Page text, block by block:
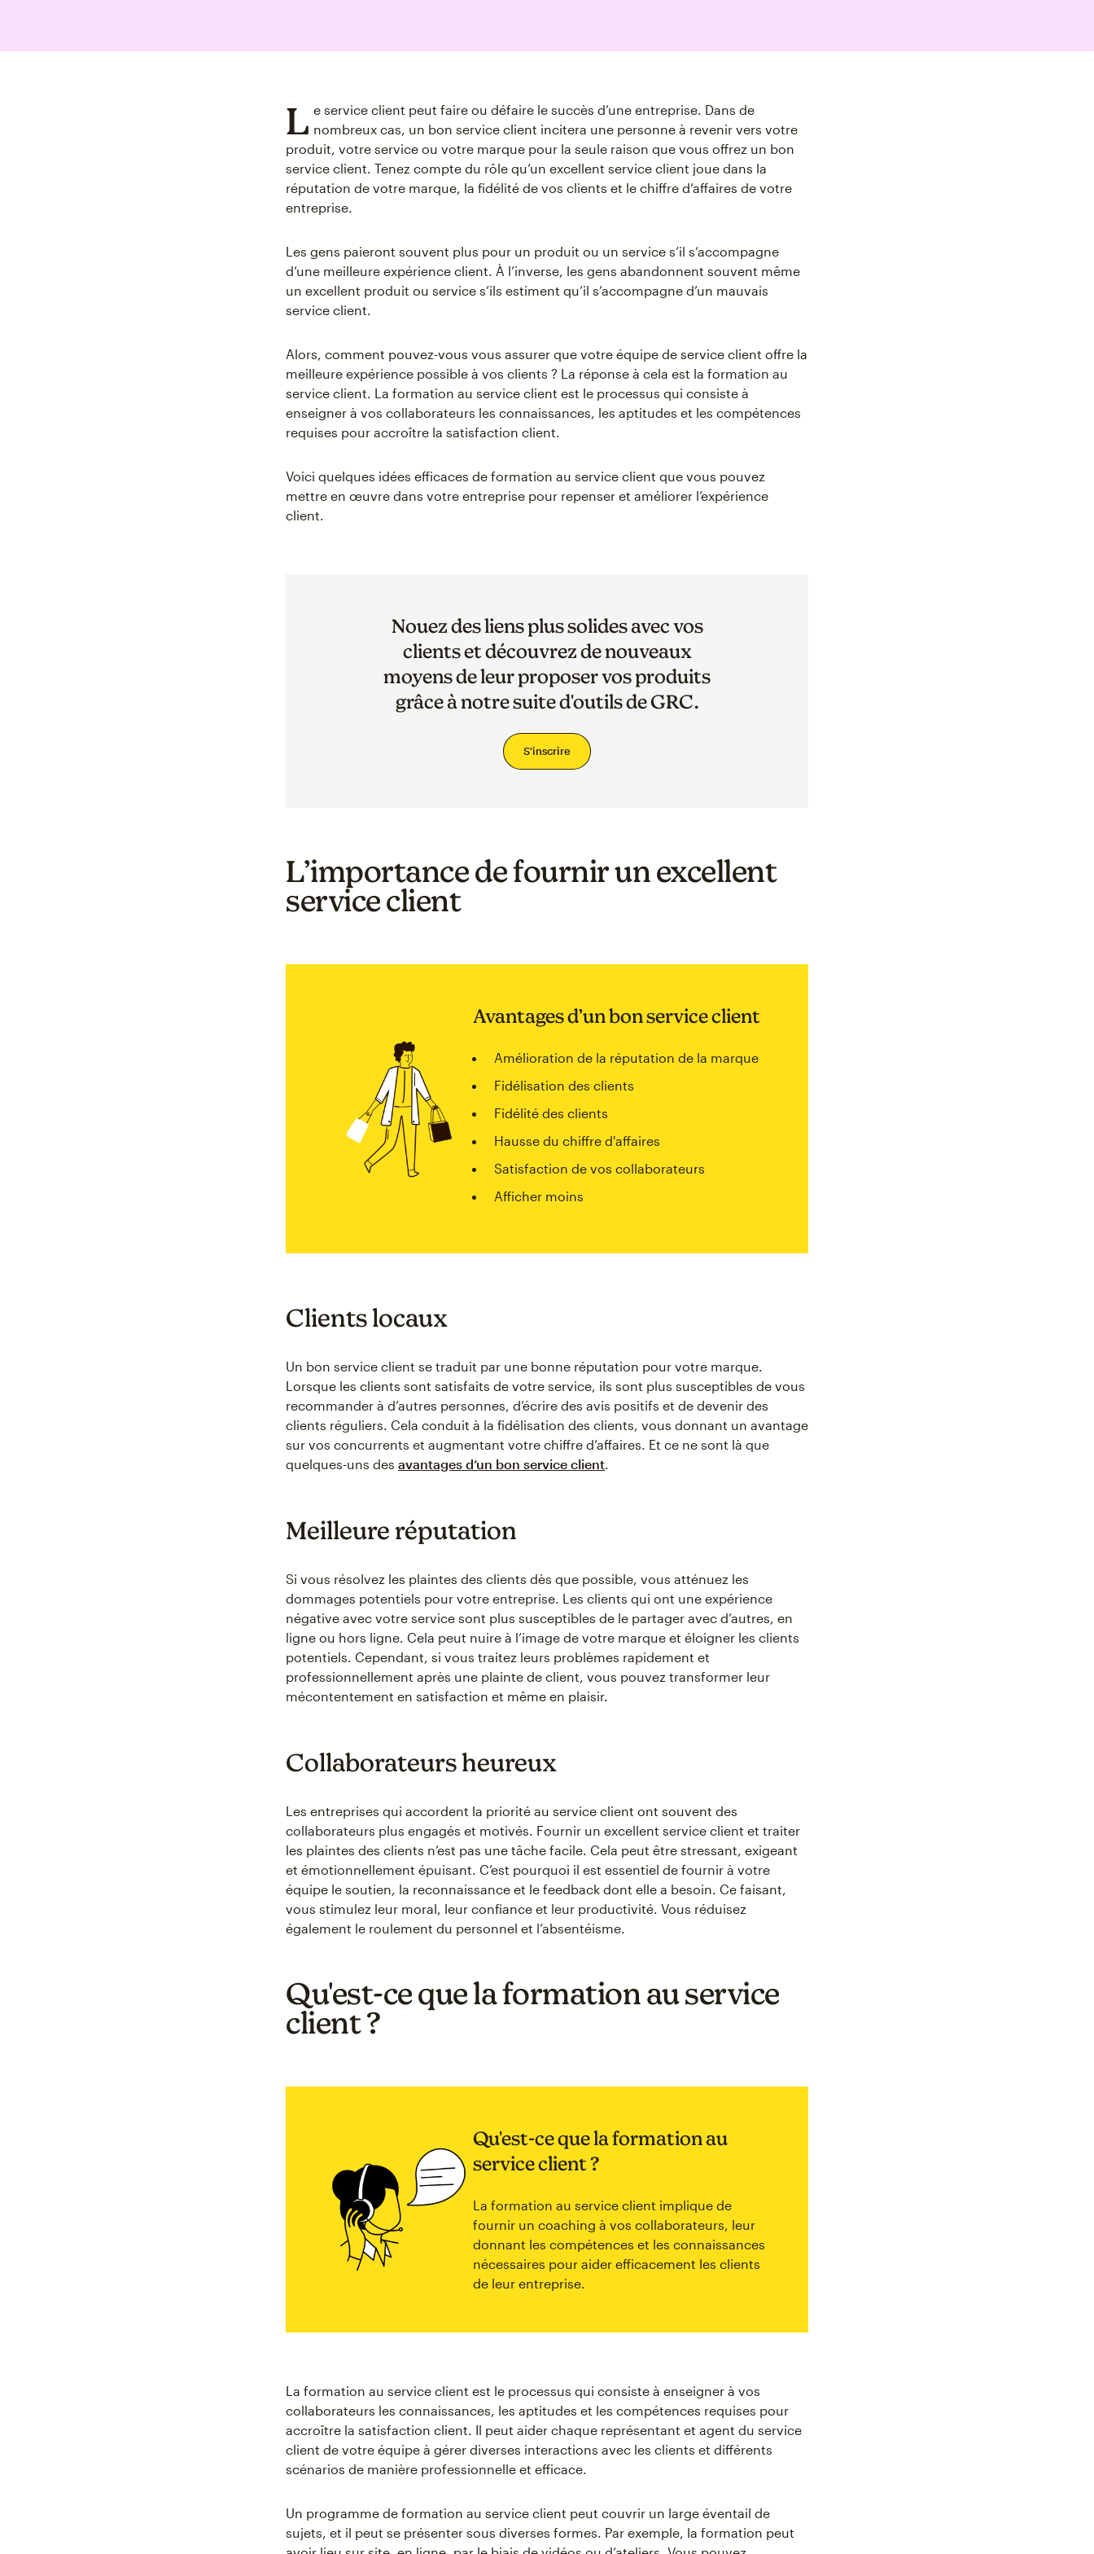
L e service client peut faire ou défaire le succès d’une entreprise. Dans de
nombreux cas, un bon service client incitera une personne à revenir vers votre
produit, votre service ou votre marque pour la seule raison que vous offrez un bon
service client. Tenez compte du rôle qu’un excellent service client joue dans la
réputation de votre marque, la fidélité de vos clients et le chiffre d’affaires de votre
entreprise.
Les gens paieront souvent plus pour un produit ou un service s’il s’accompagne
d’une meilleure expérience client. À l’inverse, les gens abandonnent souvent même
un excellent produit ou service s’ils estiment qu’il s’accompagne d’un mauvais
service client.
Alors, comment pouvez-vous vous assurer que votre équipe de service client offre la
meilleure expérience possible à vos clients ? La réponse à cela est la formation au
service client. La formation au service client est le processus qui consiste à
enseigner à vos collaborateurs les connaissances, les aptitudes et les compétences
requises pour accroître la satisfaction client.
Voici quelques idées efficaces de formation au service client que vous pouvez
mettre en œuvre dans votre entreprise pour repenser et améliorer l’expérience
client.
Nouez des liens plus solides avec vos
clients et découvrez de nouveaux
moyens de leur proposer vos produits
grâce à notre suite d'outils de GRC.
S'inscrire
L’importance de fournir un excellent
service client
Avantages d’un bon service client
Amélioration de la réputation de la marque
Fidélisation des clients
Fidélité des clients
Hausse du chiffre d'affaires
Satisfaction de vos collaborateurs
Afficher moins
Clients locaux
Un bon service client se traduit par une bonne réputation pour votre marque.
Lorsque les clients sont satisfaits de votre service, ils sont plus susceptibles de vous
recommander à d’autres personnes, d’écrire des avis positifs et de devenir des
clients réguliers. Cela conduit à la fidélisation des clients, vous donnant un avantage
sur vos concurrents et augmentant votre chiffre d’affaires. Et ce ne sont là que
quelques-uns des avantages d’un bon service client.
Meilleure réputation
Si vous résolvez les plaintes des clients dès que possible, vous atténuez les
dommages potentiels pour votre entreprise. Les clients qui ont une expérience
négative avec votre service sont plus susceptibles de le partager avec d’autres, en
ligne ou hors ligne. Cela peut nuire à l’image de votre marque et éloigner les clients
potentiels. Cependant, si vous traitez leurs problèmes rapidement et
professionnellement après une plainte de client, vous pouvez transformer leur
mécontentement en satisfaction et même en plaisir.
Collaborateurs heureux
Les entreprises qui accordent la priorité au service client ont souvent des
collaborateurs plus engagés et motivés. Fournir un excellent service client et traiter
les plaintes des clients n’est pas une tâche facile. Cela peut être stressant, exigeant
et émotionnellement épuisant. C’est pourquoi il est essentiel de fournir à votre
équipe le soutien, la reconnaissance et le feedback dont elle a besoin. Ce faisant,
vous stimulez leur moral, leur confiance et leur productivité. Vous réduisez
également le roulement du personnel et l’absentéisme.
Qu'est-ce que la formation au service
client ?
Qu'est-ce que la formation au
service client ?
La formation au service client implique de
fournir un coaching à vos collaborateurs, leur
donnant les compétences et les connaissances
nécessaires pour aider efficacement les clients
de leur entreprise.
La formation au service client est le processus qui consiste à enseigner à vos
collaborateurs les connaissances, les aptitudes et les compétences requises pour
accroître la satisfaction client. Il peut aider chaque représentant et agent du service
client de votre équipe à gérer diverses interactions avec les clients et différents
scénarios de manière professionnelle et efficace.
Un programme de formation au service client peut couvrir un large éventail de
sujets, et il peut se présenter sous diverses formes. Par exemple, la formation peut